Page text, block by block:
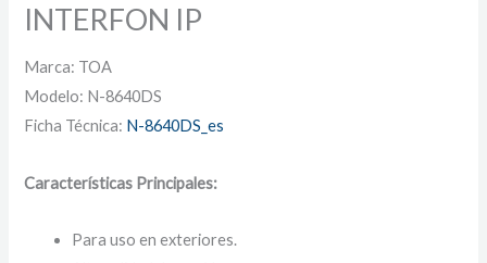
INTERFON IP
Marca: TOA
Modelo: N-8640DS
Ficha Técnica: N-8640DS_es
Características Principales:
Para uso en exteriores.